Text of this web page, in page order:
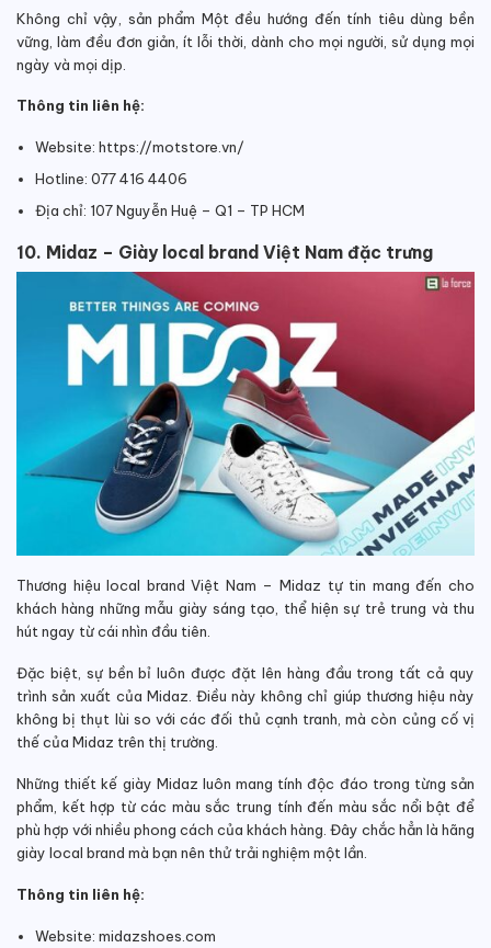
Không chỉ vậy, sản phẩm Một đều hướng đến tính tiêu dùng bền
vững, làm đều đơn giản, ít lỗi thời, dành cho mọi người, sử dụng mọi
ngày và mọi dịp.
Thông tin liên hệ:
Website: https://motstore.vn/
Hotline: 077 416 4406
Địa chỉ: 107 Nguyễn Huệ – Q1 – TP HCM
10. Midaz – Giày local brand Việt Nam đặc trưng
Thương hiệu local brand Việt Nam – Midaz tự tin mang đến cho
khách hàng những mẫu giày sáng tạo, thể hiện sự trẻ trung và thu
hút ngay từ cái nhìn đầu tiên.
Đặc biệt, sự bền bỉ luôn được đặt lên hàng đầu trong tất cả quy
trình sản xuất của Midaz. Điều này không chỉ giúp thương hiệu này
không bị thụt lùi so với các đối thủ cạnh tranh, mà còn củng cố vị
thế của Midaz trên thị trường.
Những thiết kế giày Midaz luôn mang tính độc đáo trong từng sản
phẩm, kết hợp từ các màu sắc trung tính đến màu sắc nổi bật để
phù hợp với nhiều phong cách của khách hàng. Đây chắc hẳn là hãng
giày local brand mà bạn nên thử trải nghiệm một lần.
Thông tin liên hệ:
Website: midazshoes.com